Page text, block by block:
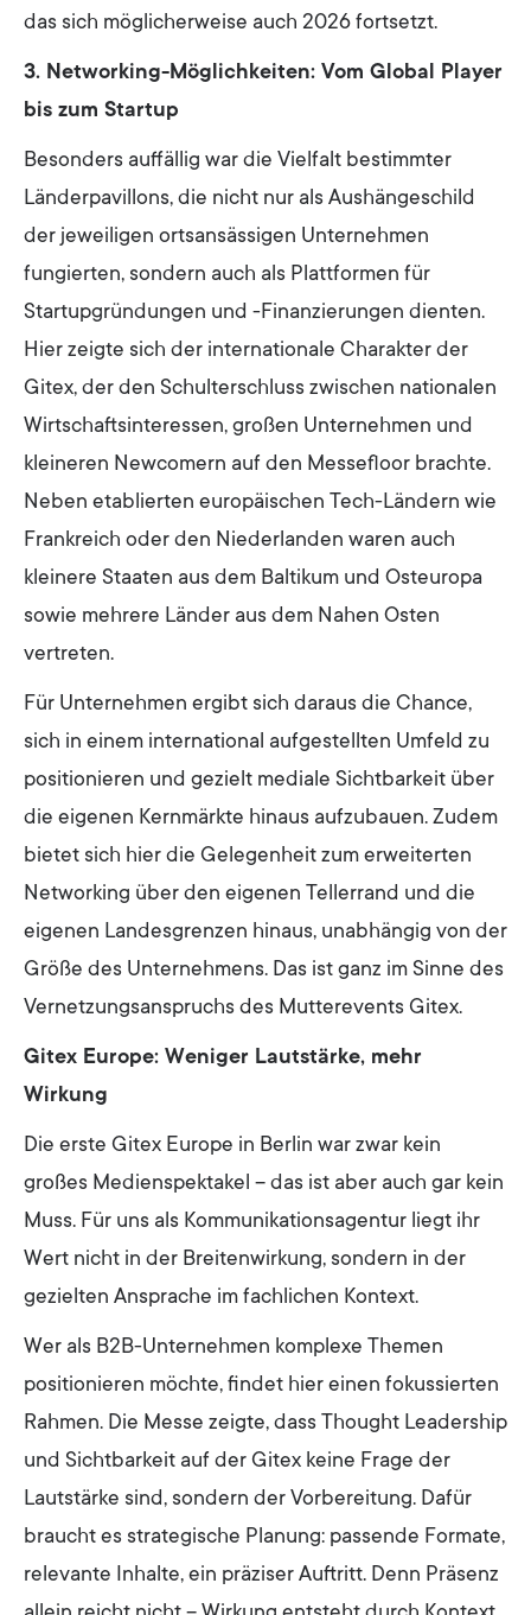
das sich möglicherweise auch 2026 fortsetzt.
3. Networking-Möglichkeiten: Vom Global Player
bis zum Startup
Besonders auffällig war die Vielfalt bestimmter
Länderpavillons, die nicht nur als Aushängeschild
der jeweiligen ortsansässigen Unternehmen
fungierten, sondern auch als Plattformen für
Startupgründungen und -Finanzierungen dienten.
Hier zeigte sich der internationale Charakter der
Gitex, der den Schulterschluss zwischen nationalen
Wirtschaftsinteressen, großen Unternehmen und
kleineren Newcomern auf den Messefloor brachte.
Neben etablierten europäischen Tech-Ländern wie
Frankreich oder den Niederlanden waren auch
kleinere Staaten aus dem Baltikum und Osteuropa
sowie mehrere Länder aus dem Nahen Osten
vertreten.
Für Unternehmen ergibt sich daraus die Chance,
sich in einem international aufgestellten Umfeld zu
positionieren und gezielt mediale Sichtbarkeit über
die eigenen Kernmärkte hinaus aufzubauen. Zudem
bietet sich hier die Gelegenheit zum erweiterten
Networking über den eigenen Tellerrand und die
eigenen Landesgrenzen hinaus, unabhängig von der
Größe des Unternehmens. Das ist ganz im Sinne des
Vernetzungsanspruchs des Mutterevents Gitex.
Gitex Europe: Weniger Lautstärke, mehr
Wirkung
Die erste Gitex Europe in Berlin war zwar kein
großes Medienspektakel – das ist aber auch gar kein
Muss. Für uns als Kommunikationsagentur liegt ihr
Wert nicht in der Breitenwirkung, sondern in der
gezielten Ansprache im fachlichen Kontext.
Wer als B2B-Unternehmen komplexe Themen
positionieren möchte, findet hier einen fokussierten
Rahmen. Die Messe zeigte, dass Thought Leadership
und Sichtbarkeit auf der Gitex keine Frage der
Lautstärke sind, sondern der Vorbereitung. Dafür
braucht es strategische Planung: passende Formate,
relevante Inhalte, ein präziser Auftritt. Denn Präsenz